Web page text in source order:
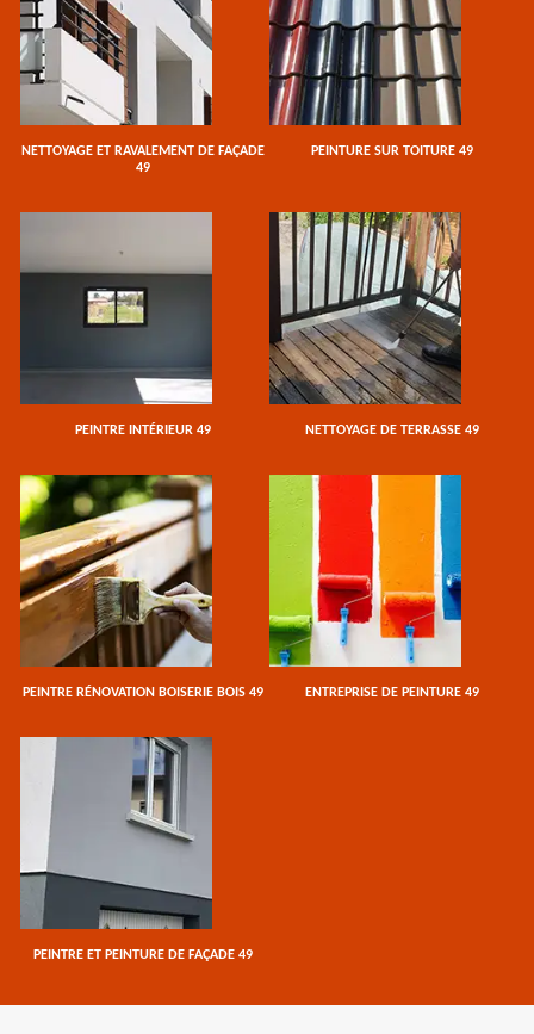
NETTOYAGE ET RAVALEMENT DE FAÇADE
49
PEINTURE SUR TOITURE 49
PEINTRE INTÉRIEUR 49 NETTOYAGE DE TERRASSE 49
PEINTRE RÉNOVATION BOISERIE BOIS 49 ENTREPRISE DE PEINTURE 49
PEINTRE ET PEINTURE DE FAÇADE 49